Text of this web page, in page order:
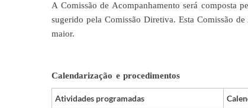
A Comissão de Acompanhamento será composta
sugerido pela Comissão Diretiva. Esta Comissão
maior.
Calendarização e procedimentos
Atividades programadas